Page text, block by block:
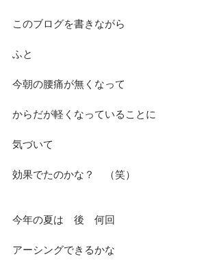
このブログを書きながら
ふと
今朝の腰痛が無くなって
からだが軽くなっていることに
気づいて
効果でたのかな？　（笑）
今年の夏は　後　何回
アーシングできるかな